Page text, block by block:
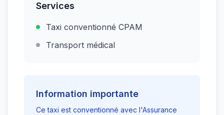
Services
Taxi conventionné CPAM
Transport médical
Information importante
Ce taxi est conventionné avec l'Assurance